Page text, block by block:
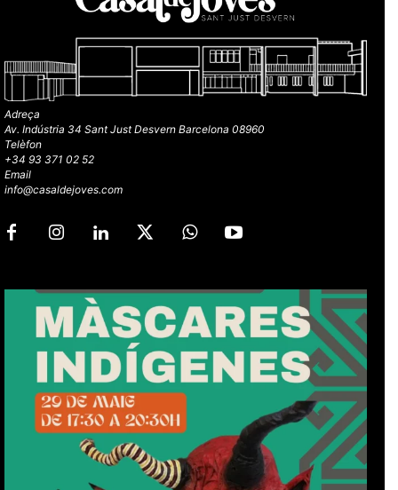
Adreça
Av. Indústria 34 Sant Just Desvern Barcelona 08960
Telèfon
+34 93 371 02 52
Email
info@casaldejoves.com